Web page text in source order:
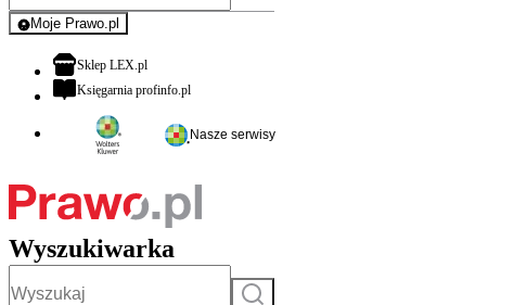
Moje Prawo.pl
- rejestracja i logowanie do serwisu
Sklep LEX.plotwiera się w nowej karcie
Księgarnia profinfo.plotwiera się w nowej karcie
Nasze serwisy
Wyszukiwarka
Szukaj